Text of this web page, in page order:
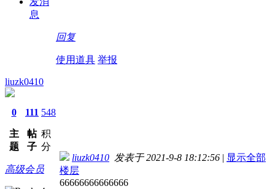
息
回复
使用道具 举报
liuzk0410
0
主
题
111
帖
子
548
积
分
高级会员
liuzk0410 发表于 2021-9-8 18:12:56 | 显示全部
楼层
66666666666666